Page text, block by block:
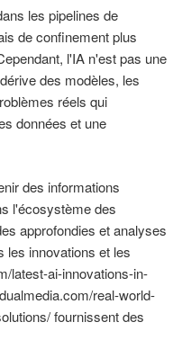
les pipelines de
de confinement plus
l'IA n'est pas une
des modèles, les
réels qui
données et une
des informations
l'écosystème des
approfondies et analyses
les innovations et les
latest-ai-innovations-in-
real-world-
fournissent des